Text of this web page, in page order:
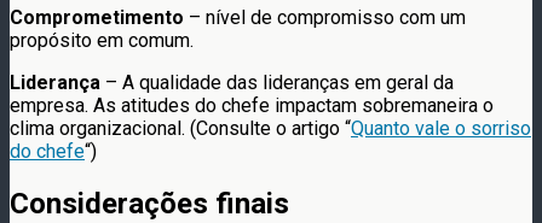
Comprometimento – nível de compromisso com um
propósito em comum.
Liderança – A qualidade das lideranças em geral da
empresa. As atitudes do chefe impactam sobremaneira o
clima organizacional. (Consulte o artigo “Quanto vale o sorriso
do chefe“)
Considerações finais